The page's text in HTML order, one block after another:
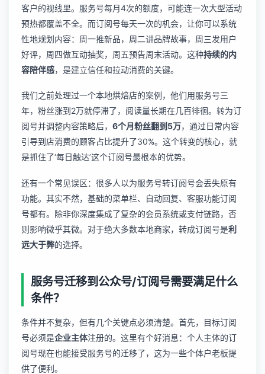
客户的视线里。服务号每月4次的额度，可能连一次大型活动
预热都覆盖不全。而订阅号每天一次的机会，让你可以系统
性地规划内容：周一推新品，周二讲品牌故事，周三发用户
好评，周四做互动抽奖，周五预告周末活动。这种持续的内
容陪伴感，是建立信任和拉动消费的关键。
我们之前处理过一个本地烘焙店的案例，他们用服务号三
年，粉丝涨到2万就停滞了，阅读量长期在几百徘徊。转为订
阅号并调整内容策略后， 6个月粉丝翻到5万，通过日常内容
引导到店消费的顾客占比提升了30%。这个转变的核心，就
是抓住了‘每日触达’这个订阅号最根本的优势。
还有一个常见误区：很多人以为服务号转订阅号会丢失原有
功能。其实不然，基础的菜单栏、自动回复、客服功能订阅
号都有。除非你深度集成了复杂的会员系统或支付链路，否
则影响微乎其微。对于绝大多数本地商家，转成订阅号是利
远大于弊的选择。
服务号迁移到公众号/订阅号需要满足什么
条件？
条件并不复杂，但有几个关键点必须清楚。首先，目标订阅
号必须是企业主体注册的。这里有个好消息：个人主体的订
阅号现在也能接受服务号的迁移了，这为一些个体户老板提
供了便利。